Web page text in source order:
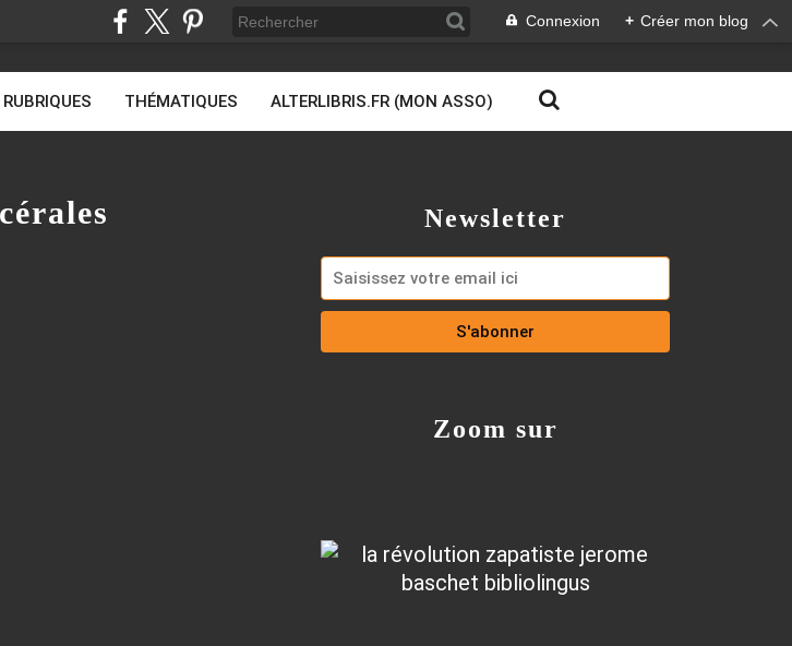
Connexion + Créer mon blog
RUBRIQUES THÉMATIQUES ALTERLIBRIS.FR (MON ASSO)
Newsletter
Zoom sur